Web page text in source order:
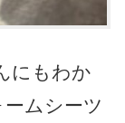
にもわか
ムシーツ